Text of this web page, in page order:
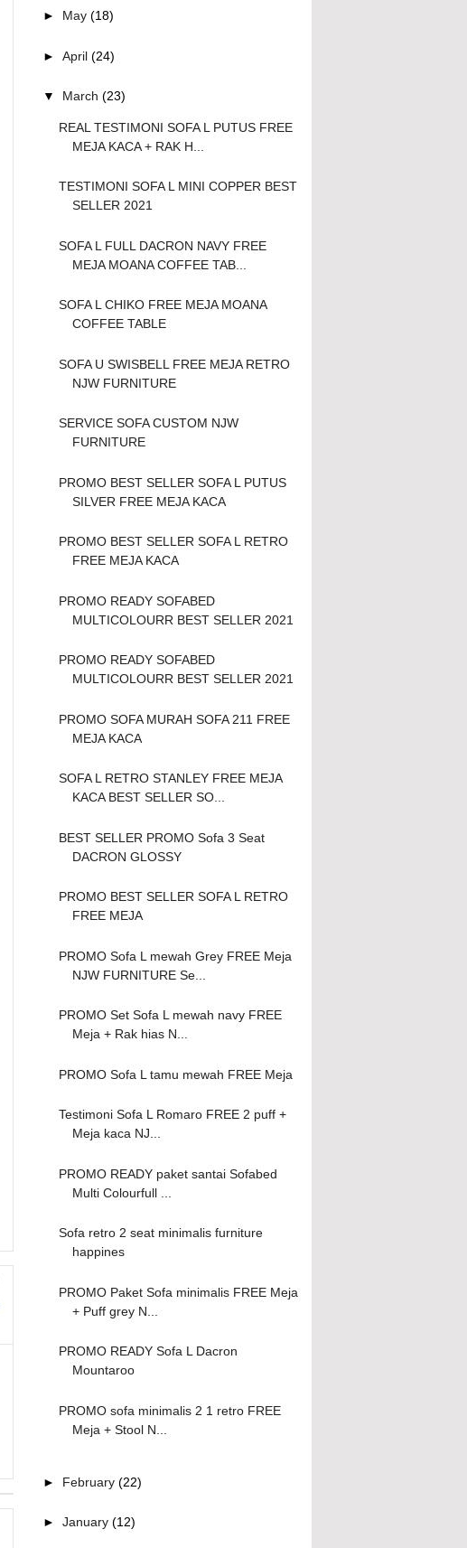
► May (18)
► April (24)
▼ March (23)
REAL TESTIMONI SOFA L PUTUS FREE
MEJA KACA + RAK H...
TESTIMONI SOFA L MINI COPPER BEST
SELLER 2021
SOFA L FULL DACRON NAVY FREE
MEJA MOANA COFFEE TAB...
SOFA L CHIKO FREE MEJA MOANA
COFFEE TABLE
SOFA U SWISBELL FREE MEJA RETRO
NJW FURNITURE
SERVICE SOFA CUSTOM NJW
FURNITURE
PROMO BEST SELLER SOFA L PUTUS
SILVER FREE MEJA KACA
PROMO BEST SELLER SOFA L RETRO
FREE MEJA KACA
PROMO READY SOFABED
MULTICOLOURR BEST SELLER 2021
PROMO READY SOFABED
MULTICOLOURR BEST SELLER 2021
PROMO SOFA MURAH SOFA 211 FREE
MEJA KACA
SOFA L RETRO STANLEY FREE MEJA
KACA BEST SELLER SO...
BEST SELLER PROMO Sofa 3 Seat
DACRON GLOSSY
PROMO BEST SELLER SOFA L RETRO
FREE MEJA
PROMO Sofa L mewah Grey FREE Meja
NJW FURNITURE Se...
PROMO Set Sofa L mewah navy FREE
Meja + Rak hias N...
PROMO Sofa L tamu mewah FREE Meja
Testimoni Sofa L Romaro FREE 2 puff +
Meja kaca NJ...
PROMO READY paket santai Sofabed
Multi Colourfull ...
Sofa retro 2 seat minimalis furniture
happines
PROMO Paket Sofa minimalis FREE Meja
+ Puff grey N...
PROMO READY Sofa L Dacron
Mountaroo
PROMO sofa minimalis 2 1 retro FREE
Meja + Stool N...
► February (22)
► January (12)